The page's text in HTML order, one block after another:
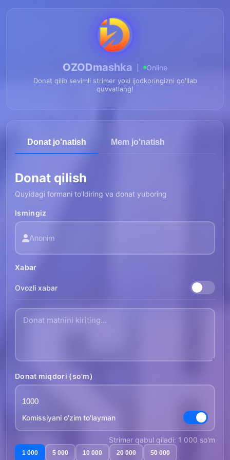
OZODmashka Online
Donat qilib sevimli strimer yoki ijodkoringizni qo'llab
quvvatlang!
Donat jo'natish Mem jo'natish
Donat qilish
Quyidagi formani to'ldiring va donat yuboring
Ismingiz
Xabar
Ovozli xabar
Donat miqdori (so'm)
Komissiyani o'zim to'layman
Strimer qabul qiladi: 1 000 so'm
1 000 5 000 10 000 20 000 50 000